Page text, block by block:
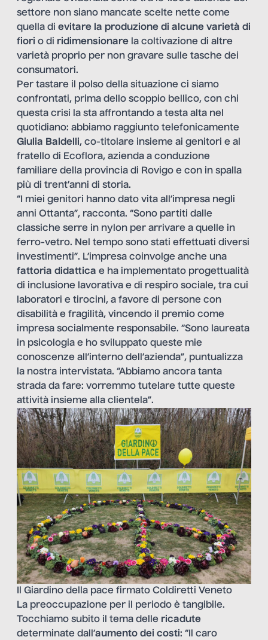
settore non siano mancate scelte nette come
quella di evitare la produzione di alcune varietà di
fiori o di ridimensionare la coltivazione di altre
varietà proprio per non gravare sulle tasche dei
consumatori.
Per tastare il polso della situazione ci siamo
confrontati, prima dello scoppio bellico, con chi
questa crisi la sta affrontando a testa alta nel
quotidiano: abbiamo raggiunto telefonicamente
Giulia Baldelli, co-titolare insieme ai genitori e al
fratello di Ecoflora, azienda a conduzione
familiare della provincia di Rovigo e con in spalla
più di trent’anni di storia.
“I miei genitori hanno dato vita all’impresa negli
anni Ottanta”, racconta. “Sono partiti dalle
classiche serre in nylon per arrivare a quelle in
ferro-vetro. Nel tempo sono stati effettuati diversi
investimenti”. L’impresa coinvolge anche una
fattoria didattica e ha implementato progettualità
di inclusione lavorativa e di respiro sociale, tra cui
laboratori e tirocini, a favore di persone con
disabilità e fragilità, vincendo il premio come
impresa socialmente responsabile. “Sono laureata
in psicologia e ho sviluppato queste mie
conoscenze all’interno dell’azienda”, puntualizza
la nostra intervistata. “Abbiamo ancora tanta
strada da fare: vorremmo tutelare tutte queste
attività insieme alla clientela”.
Il Giardino della pace firmato Coldiretti Veneto
La preoccupazione per il periodo è tangibile.
Tocchiamo subito il tema delle ricadute
determinate dall’aumento dei costi: “Il caro